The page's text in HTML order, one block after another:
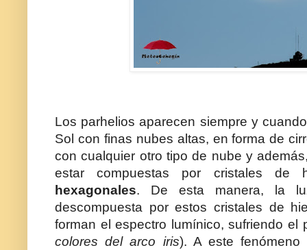
Los parhelios aparecen siempre y
Sol con finas nubes altas, en forma de
con cualquier otro tipo de nube y
estar compuestas por cristales
hexagonales. De esta manera, la
descompuesta por estos cristales de
forman el espectro lumínico, sufriendo el
colores del arco iris). A este